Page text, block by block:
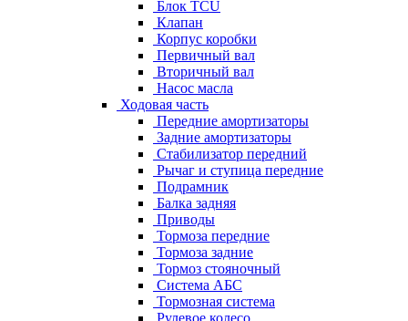
Блок TCU
Клапан
Корпус коробки
Первичный вал
Вторичный вал
Насос масла
Ходовая часть
Передние амортизаторы
Задние амортизаторы
Стабилизатор передний
Рычаг и ступица передние
Подрамник
Балка задняя
Приводы
Тормоза передние
Тормоза задние
Тормоз стояночный
Система АБС
Тормозная система
Рулевое колесо